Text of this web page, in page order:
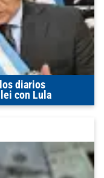
diarios
con Lula